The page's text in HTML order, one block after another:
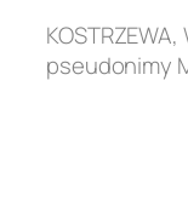
pseudonimy